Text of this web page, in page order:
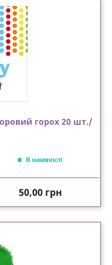
горох 20 шт./
В наявності
Ціна
50,00 грн